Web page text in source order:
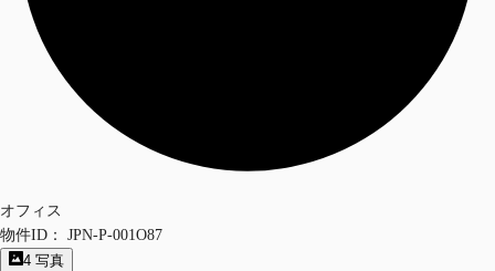
オフィス
物件ID：
JPN-P-001O87
4 写真